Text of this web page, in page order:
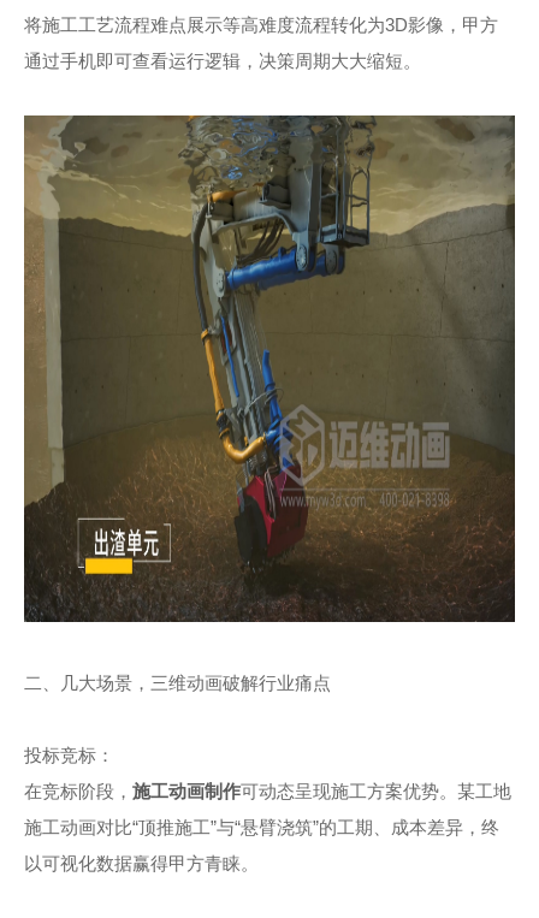
将施工工艺流程难点展示等高难度流程转化为3D影像，甲方
通过手机即可查看运行逻辑，决策周期大大缩短。
二、几大场景，三维动画破解行业痛点
投标竞标：
在竞标阶段， 施工动画制作可动态呈现施工方案优势。某工地
施工动画对比“顶推施工”与“悬臂浇筑”的工期、成本差异，终
以可视化数据赢得甲方青睐。